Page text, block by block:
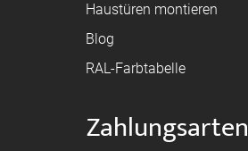
Haustüren montieren
Blog
RAL-Farbtabelle
Zahlungsarten